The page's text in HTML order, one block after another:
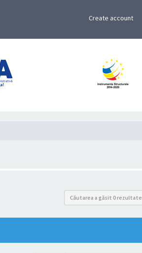
Create account
Căutarea a găsit 0 rezultate